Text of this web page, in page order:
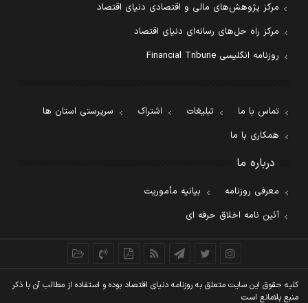
مرکز پژوهش‌های مالی و اقتصادی دنیای اقتصاد
مرکز راه حل‌های رسانه‌ای دنیای اقتصاد
روزنامه انگلیسی Financial Tribune
تماس با ما تبلیغات اشتراک
سرپرستی استان ها
همکاری با ما
درباره ما
معرفی روزنامه
بیانیه مأموریت
آئین نامه اخلاق حرفه ای
کليه حقوق اين سايت متعلق به روزنامه دنيای اقتصاد بوده و استفاده از مطالب آن با ذکر
منبع بلامانع است